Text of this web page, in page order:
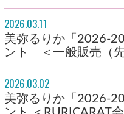
2026.03.11
美弥るりか「2026-
ント ＜一般販売（
2026.03.02
美弥るりか「2026-